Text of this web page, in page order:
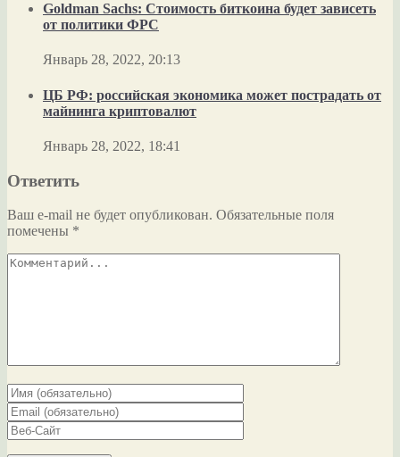
Goldman Sachs: Стоимость биткоина будет зависеть
от политики ФРС
Январь 28, 2022, 20:13
ЦБ РФ: российская экономика может пострадать от
майнинга криптовалют
Январь 28, 2022, 18:41
Ответить
Ваш e-mail не будет опубликован. Обязательные поля
помечены *